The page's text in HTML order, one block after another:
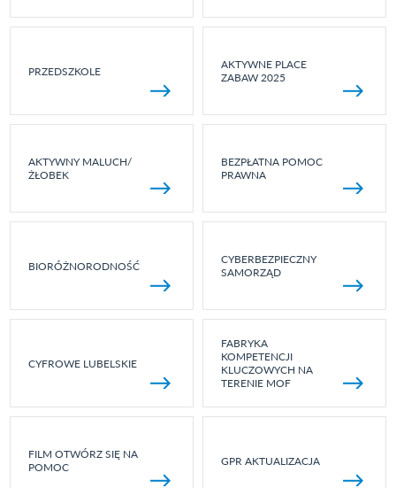
PRZEDSZKOLE
AKTYWNE PLACE
ZABAW 2025
AKTYWNY MALUCH/
ŻŁOBEK
BEZPŁATNA POMOC
PRAWNA
BIORÓŻNORODNOŚĆ
CYBERBEZPIECZNY
SAMORZĄD
CYFROWE LUBELSKIE
FABRYKA
KOMPETENCJI
KLUCZOWYCH NA
TERENIE MOF
FILM OTWÓRZ SIĘ NA
POMOC
GPR AKTUALIZACJA